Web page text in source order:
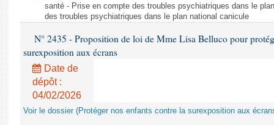
santé - Prise en compte des troubles psychiatriques dans le
des troubles psychiatriques dans le plan national canicule
N° 2435 - Proposition de loi de Mme Lisa Belluco pour
surexposition aux écrans
Date de
dépôt :
04/02/2026
Voir le dossier (Protéger nos enfants contre la surexposition aux